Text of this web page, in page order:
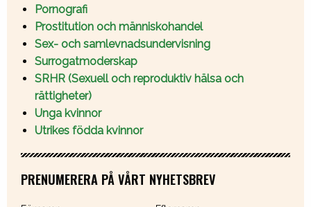
Pornografi
Prostitution och människohandel
Sex- och samlevnadsundervisning
Surrogatmoderskap
SRHR (Sexuell och reproduktiv hälsa och
rättigheter)
Unga kvinnor
Utrikes födda kvinnor
PRENUMERERA PÅ VÅRT NYHETSBREV